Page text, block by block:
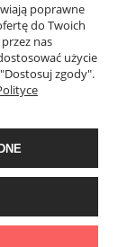
poprawne
do Twoich
nas
użycie
zgody".